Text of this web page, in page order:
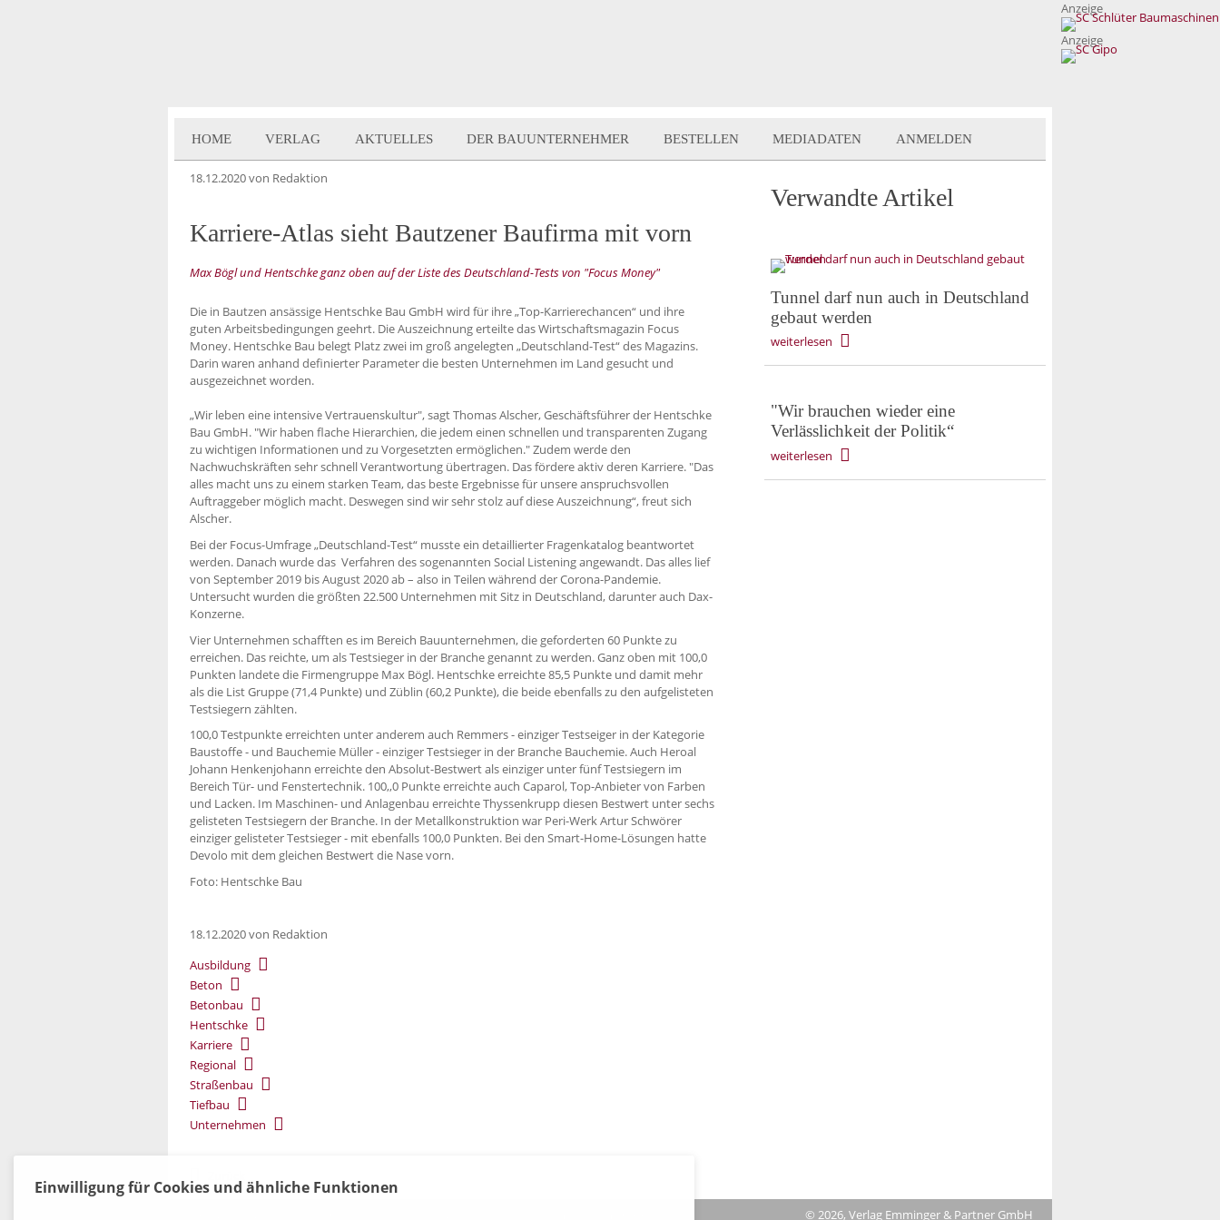
Anzeige
Anzeige
HOME VERLAG AKTUELLES DER BAUUNTERNEHMER BESTELLEN MEDIADATEN ANMELDEN
18.12.2020von Redaktion
Karriere-Atlas sieht Bautzener Baufirma mit vorn
Max Bögl und Hentschke ganz oben auf der Liste des Deutschland-Tests von "Focus Money"
Die in Bautzen ansässige Hentschke Bau GmbH wird für ihre „Top-Karrierechancen“ und ihre
guten Arbeitsbedingungen geehrt. Die Auszeichnung erteilte das Wirtschaftsmagazin Focus
Money. Hentschke Bau belegt Platz zwei im groß angelegten „Deutschland-Test“ des Magazins.
Darin waren anhand definierter Parameter die besten Unternehmen im Land gesucht und
ausgezeichnet worden.
„Wir leben eine intensive Vertrauenskultur", sagt Thomas Alscher, Geschäftsführer der Hentschke
Bau GmbH. "Wir haben flache Hierarchien, die jedem einen schnellen und transparenten Zugang
zu wichtigen Informationen und zu Vorgesetzten ermöglichen." Zudem werde den
Nachwuchskräften sehr schnell Verantwortung übertragen. Das fördere aktiv deren Karriere. "Das
alles macht uns zu einem starken Team, das beste Ergebnisse für unsere anspruchsvollen
Auftraggeber möglich macht. Deswegen sind wir sehr stolz auf diese Auszeichnung“, freut sich
Alscher.
Bei der Focus-Umfrage „Deutschland-Test“ musste ein detaillierter Fragenkatalog beantwortet
werden. Danach wurde das Verfahren des sogenannten Social Listening angewandt. Das alles lief
von September 2019 bis August 2020 ab – also in Teilen während der Corona-Pandemie.
Untersucht wurden die größten 22.500 Unternehmen mit Sitz in Deutschland, darunter auch Dax-
Konzerne.
Vier Unternehmen schafften es im Bereich Bauunternehmen, die geforderten 60 Punkte zu
erreichen. Das reichte, um als Testsieger in der Branche genannt zu werden. Ganz oben mit 100,0
Punkten landete die Firmengruppe Max Bögl. Hentschke erreichte 85,5 Punkte und damit mehr
als die List Gruppe (71,4 Punkte) und Züblin (60,2 Punkte), die beide ebenfalls zu den aufgelisteten
Testsiegern zählten.
100,0 Testpunkte erreichten unter anderem auch Remmers - einziger Testseiger in der Kategorie
Baustoffe - und Bauchemie Müller - einziger Testsieger in der Branche Bauchemie. Auch Heroal
Johann Henkenjohann erreichte den Absolut-Bestwert als einziger unter fünf Testsiegern im
Bereich Tür- und Fenstertechnik. 100,,0 Punkte erreichte auch Caparol, Top-Anbieter von Farben
und Lacken. Im Maschinen- und Anlagenbau erreichte Thyssenkrupp diesen Bestwert unter sechs
gelisteten Testsiegern der Branche. In der Metallkonstruktion war Peri-Werk Artur Schwörer
einziger gelisteter Testsieger - mit ebenfalls 100,0 Punkten. Bei den Smart-Home-Lösungen hatte
Devolo mit dem gleichen Bestwert die Nase vorn.
Foto: Hentschke Bau
18.12.2020von Redaktion
Ausbildung
Beton
Betonbau
Hentschke
Karriere
Regional
Straßenbau
Tiefbau
Unternehmen
Verwandte Artikel
Tunnel darf nun auch in Deutschland
gebaut werden
weiterlesen
"Wir brauchen wieder eine
Verlässlichkeit der Politik“
weiterlesen
© 2026, Verlag Emminger & Partner GmbH
Einwilligung für Cookies und ähnliche Funktionen